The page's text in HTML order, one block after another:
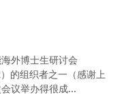
外博士生研讨会
的组织者之一（感谢上
议举办得很成...